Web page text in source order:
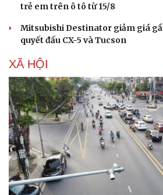
trẻ em trên ô tô từ 15/8
Mitsubishi Destinator giảm giá
quyết đấu CX-5 và Tucson
XÃ HỘI